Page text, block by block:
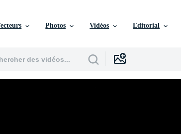
Photos Vidéos Editorial